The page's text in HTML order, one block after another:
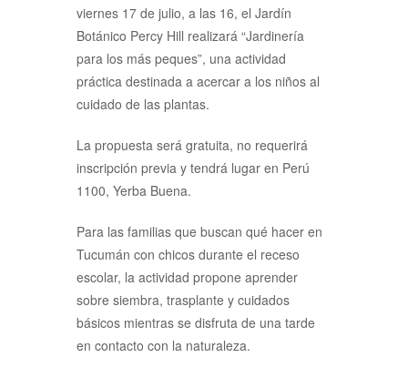
viernes 17 de julio, a las 16, el Jardín
Botánico Percy Hill realizará “Jardinería
para los más peques”, una actividad
práctica destinada a acercar a los niños al
cuidado de las plantas.
La propuesta será gratuita, no requerirá
inscripción previa y tendrá lugar en Perú
1100, Yerba Buena.
Para las familias que buscan qué hacer en
Tucumán con chicos durante el receso
escolar, la actividad propone aprender
sobre siembra, trasplante y cuidados
básicos mientras se disfruta de una tarde
en contacto con la naturaleza.